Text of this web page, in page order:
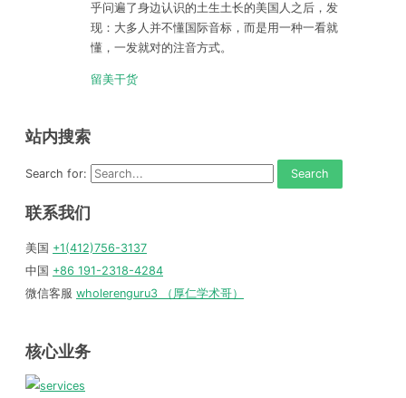
乎问遍了身边认识的土生土长的美国人之后，发
现：大多人并不懂国际音标，而是用一种一看就
懂，一发就对的注音方式。
留美干货
站内搜索
Search for:
联系我们
美国 +1(412)756-3137
中国 +86 191-2318-4284
微信客服 wholerenguru3 （厚仁学术哥）
核心业务